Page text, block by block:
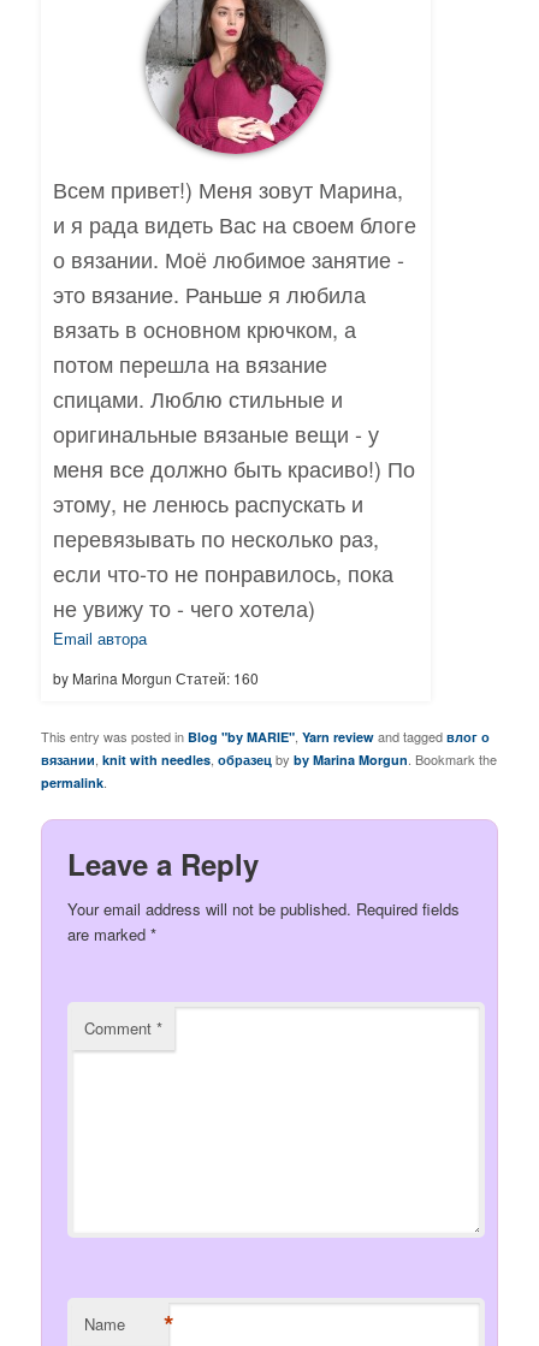
Всем привет!) Меня зовут Марина,
и я рада видеть Вас на своем блоге
о вязании. Моё любимое занятие -
это вязание. Раньше я любила
вязать в основном крючком, а
потом перешла на вязание
спицами. Люблю стильные и
оригинальные вязаные вещи - у
меня все должно быть красиво!) По
этому, не ленюсь распускать и
перевязывать по несколько раз,
если что-то не понравилось, пока
не увижу то - чего хотела)
Email автора
by Marina Morgun Статей: 160
This entry was posted inBlog "by MARIE" ,Yarn review and taggedвлог о
вязании ,knit with needles ,образец byby Marina Morgun . Bookmark the
permalink
Leave a Reply
Your email address will not be published. Required fields
are marked*
Comment*
Name *